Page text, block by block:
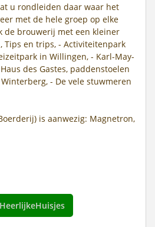
u rondleiden daar waar het
met de hele groep op elke
de brouwerij met een kleiner
Tips en trips, - Activiteitenpark
in Willingen, - Karl-May-
des Gastes, paddenstoelen
- De vele stuwmeren
is aanwezig: Magnetron,